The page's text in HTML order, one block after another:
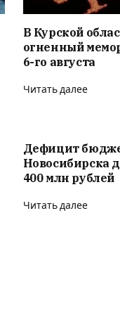
В Курской
огненный
6-го августа
Читать далее
Дефицит
Новосибирска
400 млн рублей
Читать далее